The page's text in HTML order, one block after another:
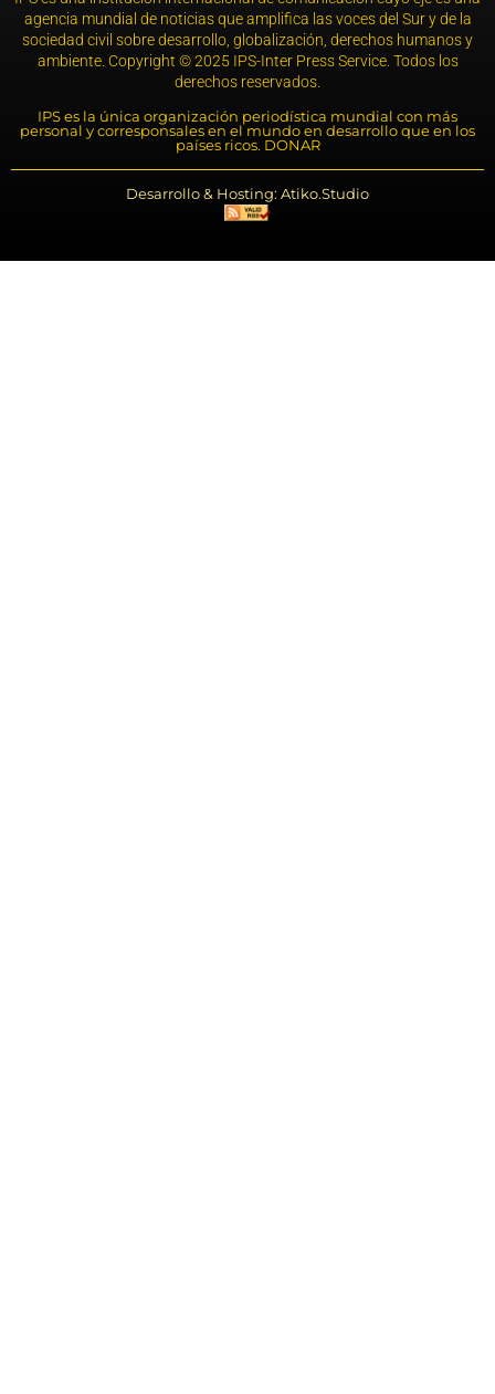
agencia mundial de noticias que amplifica las voces del Sur y de la
sociedad civil sobre desarrollo, globalización, derechos humanos y
ambiente. Copyright © 2025 IPS-Inter Press Service. Todos los
derechos reservados.
IPS es la única organización periodística mundial con más
personal y corresponsales en el mundo en desarrollo que en los
países ricos. DONAR
Desarrollo & Hosting: Atiko.Studio